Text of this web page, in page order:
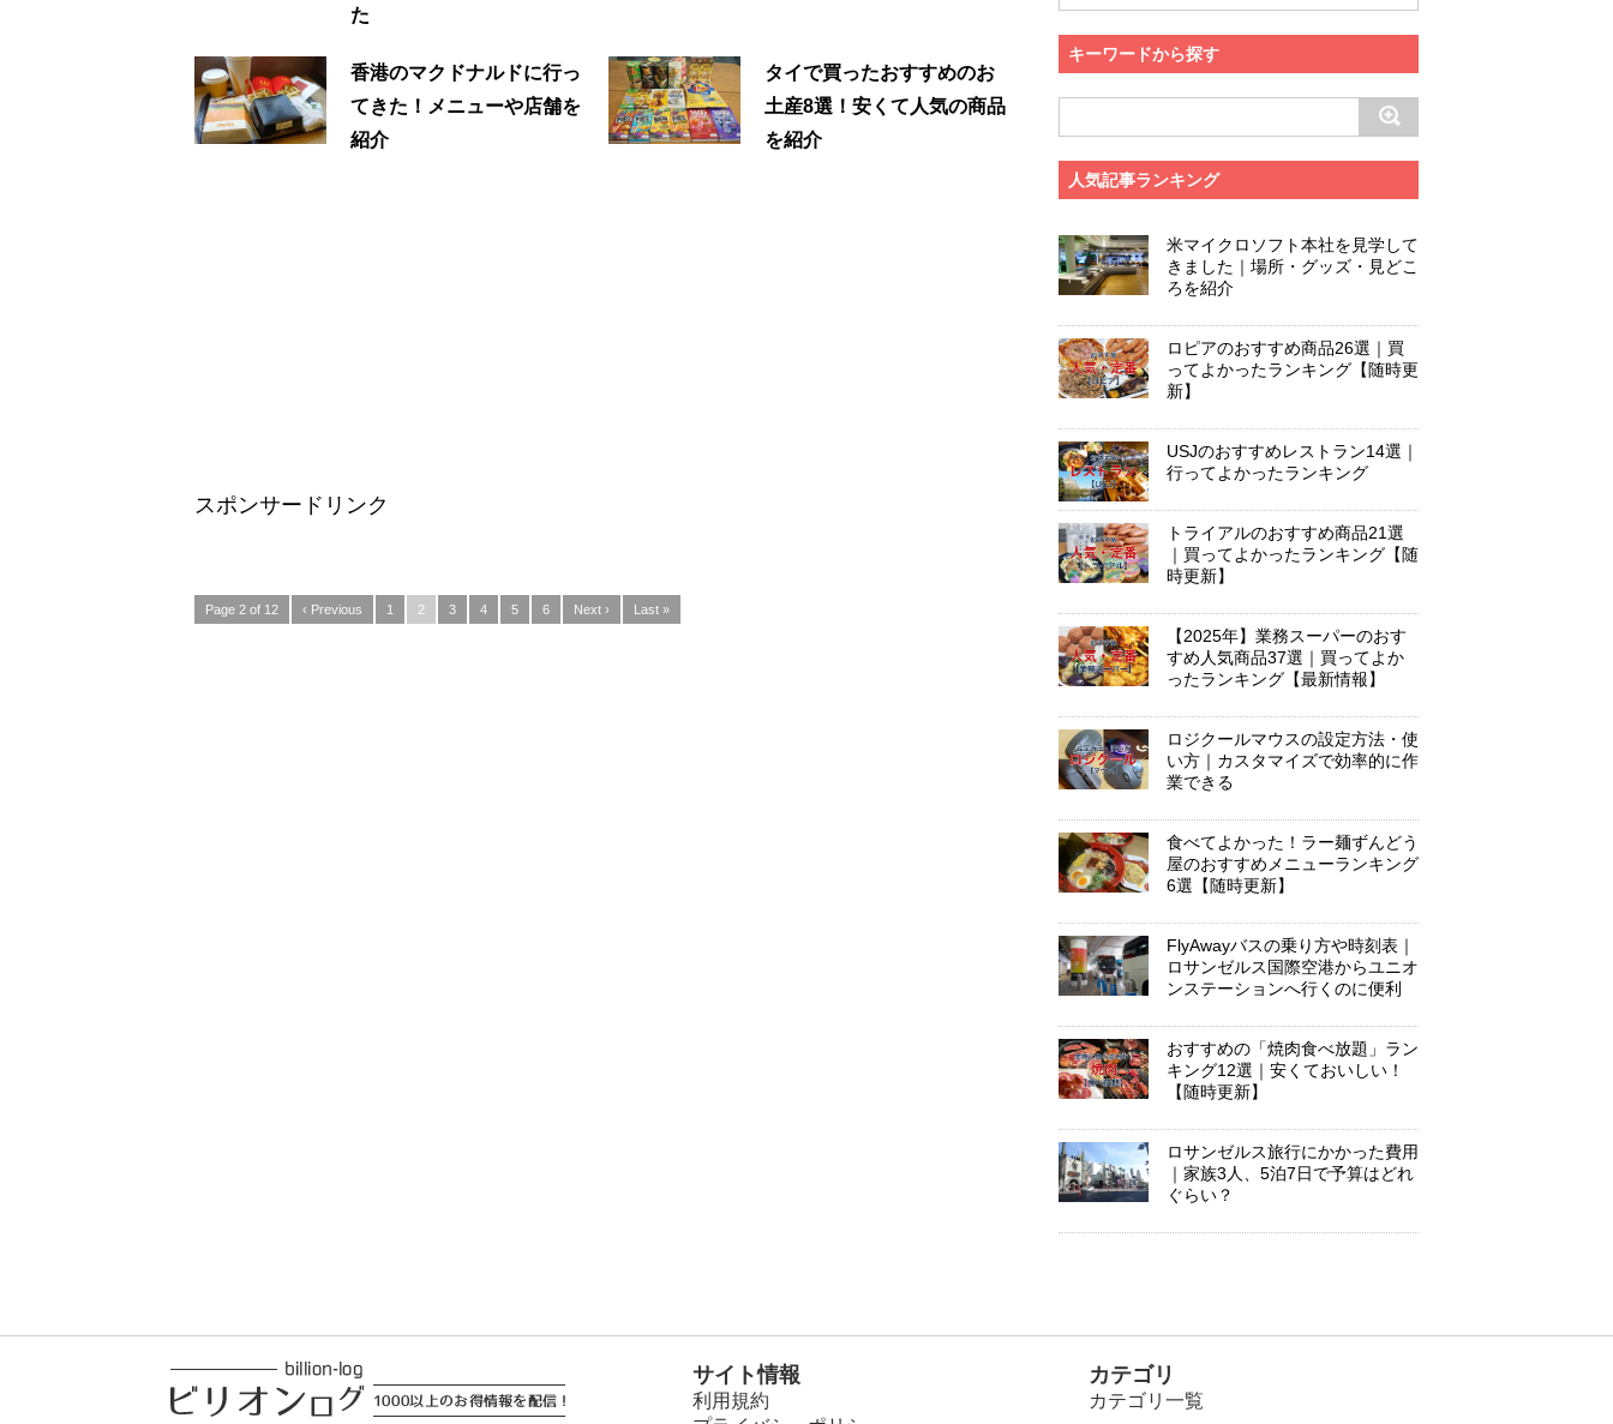
た
香港のマクドナルドに行っ
てきた！メニューや店舗を
紹介
タイで買ったおすすめのお
土産8選！安くて人気の商品
を紹介
スポンサードリンク
Page 2 of 12 ‹ Previous 1 2 3 4 5 6 Next › Last »
キーワードから探す
人気記事ランキング
米マイクロソフト本社を見学して
きました｜場所・グッズ・見どこ
ろを紹介
ロピアのおすすめ商品26選｜買
ってよかったランキング【随時更
新】
USJのおすすめレストラン14選｜
行ってよかったランキング
トライアルのおすすめ商品21選
｜買ってよかったランキング【随
時更新】
【2025年】業務スーパーのおす
すめ人気商品37選｜買ってよか
ったランキング【最新情報】
ロジクールマウスの設定方法・使
い方｜カスタマイズで効率的に作
業できる
食べてよかった！ラー麺ずんどう
屋のおすすめメニューランキング
6選【随時更新】
FlyAwayバスの乗り方や時刻表｜
ロサンゼルス国際空港からユニオ
ンステーションへ行くのに便利
おすすめの「焼肉食べ放題」ラン
キング12選｜安くておいしい！
【随時更新】
ロサンゼルス旅行にかかった費用
｜家族3人、5泊7日で予算はどれ
ぐらい？
サイト情報
利用規約
カテゴリ
カテゴリ一覧